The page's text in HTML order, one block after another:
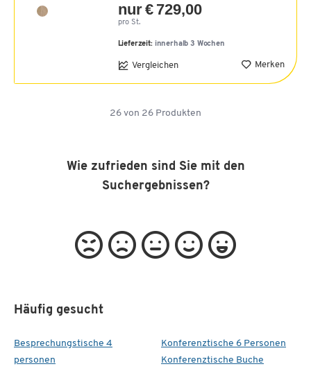
nur € 729,00
pro St.
Lieferzeit: innerhalb 3 Wochen
Vergleichen Merken
26 von 26 Produkten
Wie zufrieden sind Sie mit den
Suchergebnissen?
Häufig gesucht
Besprechungstische 4
personen
Konferenztische 6 Personen
Konferenztische Buche